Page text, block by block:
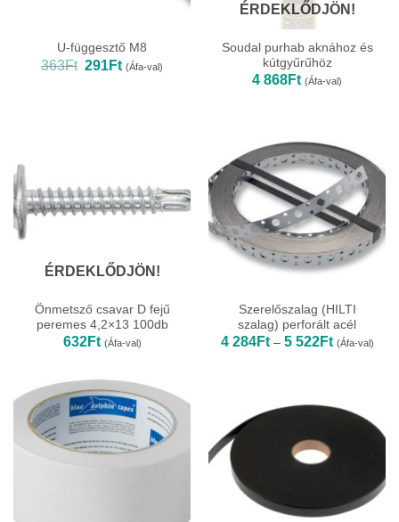
U-függesztő M8
363Ft Original
291FtCurrent
price
(Áfa-val)
ÉRDEKLŐDJÖN!
Soudal purhab aknához és
kútgyűrűhöz
4 868Ft (Áfa-val)
ÉRDEKLŐDJÖN!
Önmetsző csavar D fejű
peremes 4,2×13 100db
632Ft (Áfa-val)
Szerelőszalag (HILTI
szalag) perforált acél
4 284Ft – 5 522Ft
4
(Áfa-val)